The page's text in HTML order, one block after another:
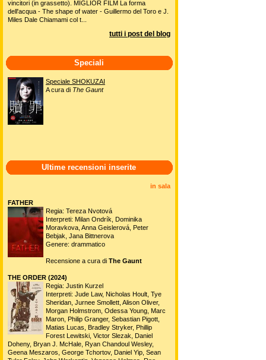
vincitori (in grassetto). MIGLIOR FILM La forma
dell'acqua - The shape of water - Guillermo del Toro e J.
Miles Dale Chiamami col t...
tutti i post del blog
Speciali
Speciale SHOKUZAI
A cura di The Gaunt
Ultime recensioni inserite
in sala
FATHER
Regia: Tereza Nvotová
Interpreti: Milan Ondrík, Dominika
Moravkova, Anna Geislerová, Peter
Bebjak, Jana Bittnerova
Genere: drammatico
Recensione a cura di The Gaunt
THE ORDER (2024)
Regia: Justin Kurzel
Interpreti: Jude Law, Nicholas Hoult, Tye
Sheridan, Jurnee Smollett, Alison Oliver,
Morgan Holmstrom, Odessa Young, Marc
Maron, Philip Granger, Sebastian Pigott,
Matias Lucas, Bradley Stryker, Phillip
Forest Lewitski, Victor Slezak, Daniel
Doheny, Bryan J. McHale, Ryan Chandoul Wesley,
Geena Meszaros, George Tchortov, Daniel Yip, Sean